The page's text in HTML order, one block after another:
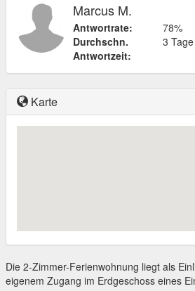
Marcus M.
Antwortrate:
78%
Durchschn.
Antwortzeit:
3 Tage
Karte
Die 2-Zimmer-Ferienwohnung liegt als
eigenem Zugang im Erdgeschoss eines